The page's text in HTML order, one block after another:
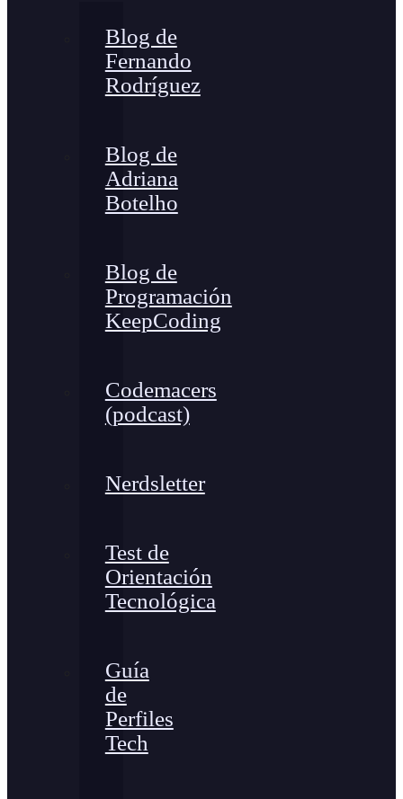
Blog de
Fernando
Rodríguez
Blog de
Adriana
Botelho
Blog de
Programación
KeepCoding
Codemacers
(podcast)
Nerdsletter
Test de
Orientación
Tecnológica
Guía
de
Perfiles
Tech